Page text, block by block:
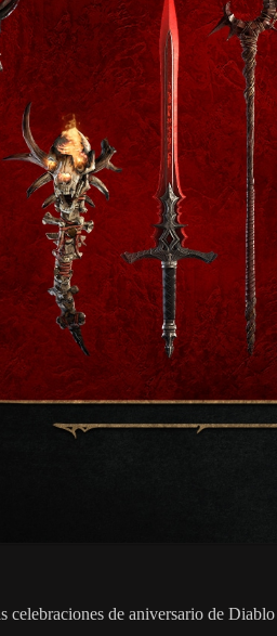
celebraciones de aniversario de